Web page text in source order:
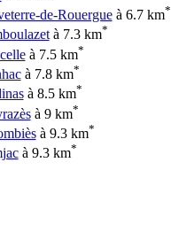
de-Rouergueà 6.7 km*
à 7.3 km*
à 7.5 km*
à 7.8 km*
à 8.5 km*
à 9 km*
à 9.3 km*
à 9.3 km*